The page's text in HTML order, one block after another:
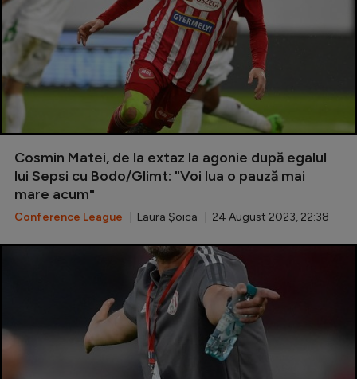
Cosmin Matei, de la extaz la agonie după egalul
lui Sepsi cu Bodo/Glimt: "Voi lua o pauză mai
mare acum"
Conference League | Laura Șoica | 24 August 2023, 22:38